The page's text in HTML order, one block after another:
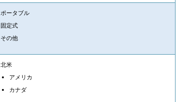
ポータブル
固定式
その他
北米
アメリカ
カナダ